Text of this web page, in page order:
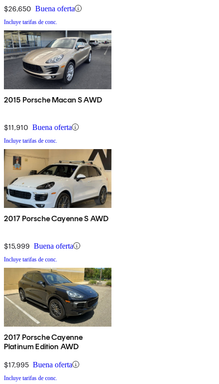
$26,650 Buena oferta
Incluye tarifas de conc.
2015 Porsche Macan S AWD
$11,910 Buena oferta
Incluye tarifas de conc.
2017 Porsche Cayenne S AWD
$15,999 Buena oferta
Incluye tarifas de conc.
2017 Porsche Cayenne
Platinum Edition AWD
$17,995 Buena oferta
Incluye tarifas de conc.